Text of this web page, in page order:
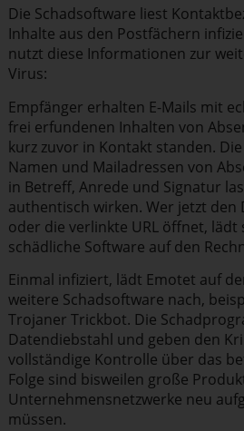
Die Schad­software liest
Inhalte aus den Postfächern
nutzt diese Infor­ma­tionen zur
Virus:
Empfänger erhalten E-Mails mit
frei erfundenen Inhalten von
kurz zuvor in Kontakt standen.
Namen und Mailadressen von
in Betreff, Anrede und Signatur
authentisch wirken. Wer jetzt den
oder die verlinkte URL öffnet,
schädliche Software auf den
Einmal infiziert, lädt Emotet auf
weitere Schad­software nach,
Trojaner Trickbot. Die
Daten­dieb­stahl und geben den
vollständige Kontrolle über das
Folge sind bisweilen große
Unter­neh­mens­netz­werke neu
müssen.